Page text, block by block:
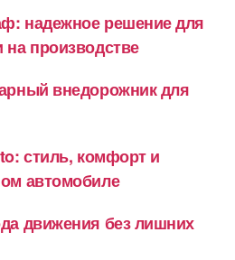
надежное решение для
производстве
внедорожник для
стиль, комфорт и
автомобиле
движения без лишних